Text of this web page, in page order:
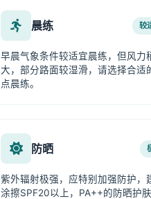
晨练 较
早晨气象条件较适宜晨练，但风力
大，部分路面较湿滑，请选择合适
点晨练。
防晒
紫外辐射极强，应特别加强防护，
涂擦SPF20以上，PA++的防晒护